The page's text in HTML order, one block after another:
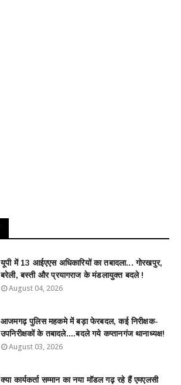
यूपी में 13 आईएएस अधिकारियों का तबादला... गोरखपुर,
बरेली, बस्ती और प्रयागराज के मंडलायुक्त बदले !
August 04, 2026
आजमगढ़ पुलिस महकमे में बड़ा फेरबदल, कई निरीक्षक-
उपनिरीक्षकों के तबादले....बदले गये कप्तानगंज थानाध्यक्ष!
August 03, 2026
क्या कार्यकर्ता सम्मान का नया मॉडल गढ़ रहे हैं एमएलसी